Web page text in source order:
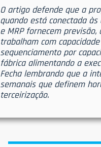
O artigo defende que a
quando está conectada às
e MRP fornecem
trabalham com
sequenciamento por
fábrica alimentando a
Fecha lembrando que a
semanais que definem
terceirização.